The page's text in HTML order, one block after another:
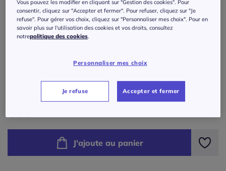
Modèle :
Longueur courte
Taille standard
En stock
En stock
Guide des tailles
J'ajoute au panier
Vous pouvez les modifier en cliquant sur "Gestion des cookies". Pour
consentir, cliquez sur "Accepter et fermer". Pour refuser, cliquez sur "Je
refuse". Pour gérer vos choix, cliquez sur "Personnaliser mes choix". Pour en
savoir plus sur l'utilisation des cookies et vos droits, consultez
notrepolitique des cookies
Personnaliser mes choix
Je refuse Accepter et fermer